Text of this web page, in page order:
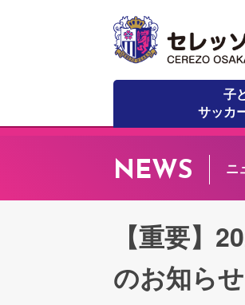
子
サッカ
NEWS ニ
【重要】
のお知らせ